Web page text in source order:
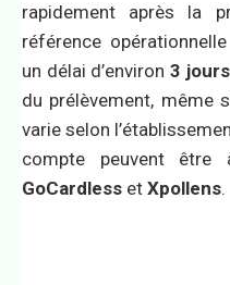
rapidement après la
référence
un délai d’environ 3
du prélèvement, même
varie selon
compte peuvent être
GoCardless et Xpollens.